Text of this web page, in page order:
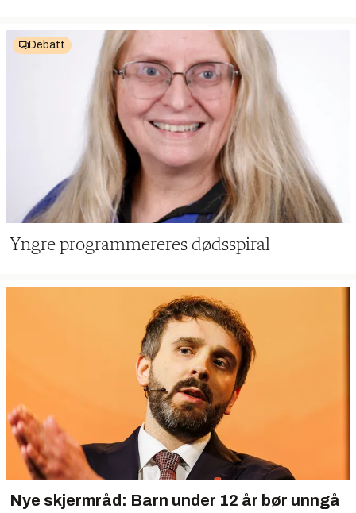
Debatt
Yngre programmereres dødsspiral
Nye skjermråd: Barn under 12 år bør unngå